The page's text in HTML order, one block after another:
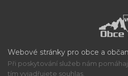
Webové stránky pro obce a
Při poskytování služeb nám
tím vyjadřujete souhlas.